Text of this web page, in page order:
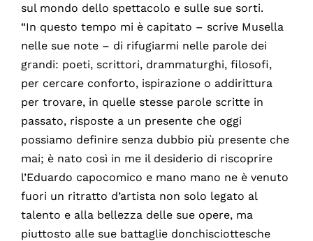
sul mondo dello spettacolo e sulle sue sorti.
“In questo tempo mi è capitato – scrive Musella
nelle sue note – di rifugiarmi nelle parole dei
grandi: poeti, scrittori, drammaturghi, filosofi,
per cercare conforto, ispirazione o addirittura
per trovare, in quelle stesse parole scritte in
passato, risposte a un presente che oggi
possiamo definire senza dubbio più presente che
mai; è nato così in me il desiderio di riscoprire
l’Eduardo capocomico e mano mano ne è venuto
fuori un ritratto d’artista non solo legato al
talento e alla bellezza delle sue opere, ma
piuttosto alle sue battaglie donchisciottesche